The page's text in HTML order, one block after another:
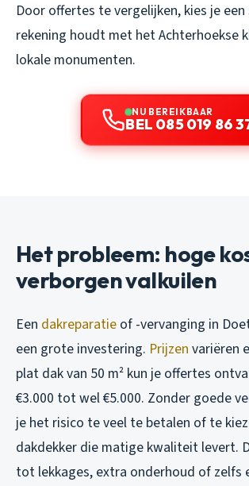
Door offertes te vergelijken, kies je
rekening houdt met het Achterhoekse
lokale monumenten.
NU BEREIKBAAR
BEL 085 019 86
Het probleem: hoge
verborgen valkuilen
Een dakreparatie of -vervanging in
een grote investering. Prijzen variëren
plat dak van 50 m² kun je offertes
€3.000 tot wel €5.000. Zonder goede
je het risico te veel te betalen of te
dakdekker die matige kwaliteit levert.
tot lekkages, extra onderhoud of zelfs